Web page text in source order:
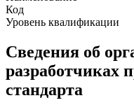
Код
Уровень квалификации
Сведения об
разработчиках
стандарта